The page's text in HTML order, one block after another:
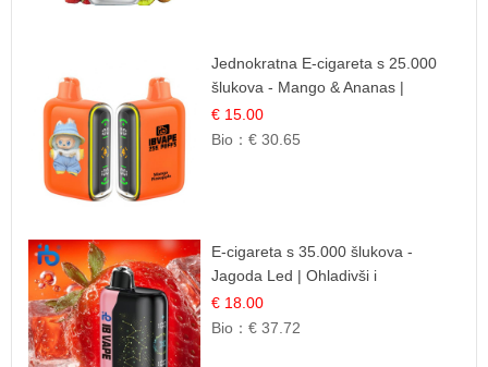
Jednokratna E-cigareta s 25.000
šlukova - Mango & Ananas |
Egzotična Voćna Mješavina
€ 15.00
Bio：€ 30.65
E-cigareta s 35.000 šlukova -
Jagoda Led | Ohladivši i
Osježavajući Okus
€ 18.00
Bio：€ 37.72